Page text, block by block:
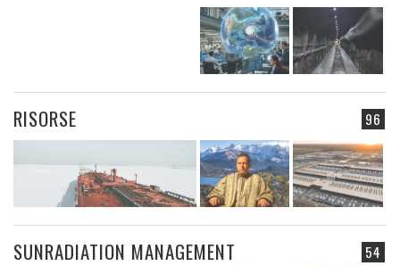
96
RISORSE
54
SUNRADIATION MANAGEMENT